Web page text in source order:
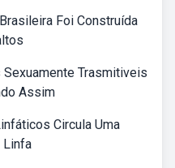
Foi Construída
Trasmitiveis
Assim
Circula Uma
Linfa